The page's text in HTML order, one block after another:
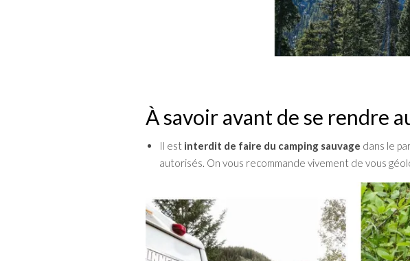
À savoir avant de se rendre
Il est interdit de faire du camping sauvage dans le
autorisés. On vous recommande vivement de vous